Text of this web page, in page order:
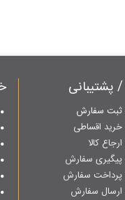
/ پشتیبانی
ثبت سفارش
خرید اقساطی
کالا
پیگیری سفارش
پرداخت سفارش
ارسال سفارش